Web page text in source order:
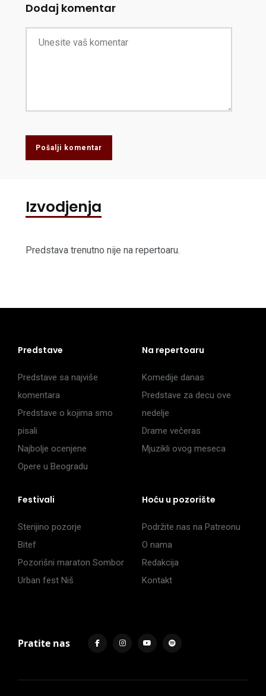
Dodaj komentar
Pošalji komentar
Izvodjenja
Predstava trenutno nije na repertoaru.
Predstave
Predstave sa najviše
komentara
Predstave o kojima smo
pisali
Najbolje ocenjene
Opere u Beogradu
Na repertoaru
Komedije danas
Predstave za decu ove
nedelje
Drame večeras
Mjuzikli ovog meseca
Festivali
Sterijino pozorje
Bitef
Pozorišni maraton Sombor
Urban fest Niš
Hoću u pozorište
Podržite nas na Patreonu
O nama
Redakcija
Kontakt
Pratite nas